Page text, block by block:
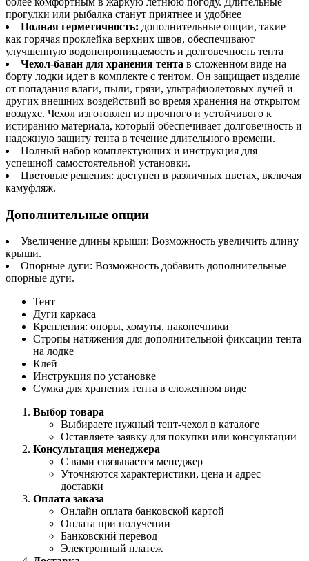
прогулки или рыбалка станут приятнее и удобнее
Полная герметичность: дополнительные опции, такие
как горячая проклейка верхних швов, обеспечивают
улучшенную водонепроницаемость и долговечность тента
Чехол-банан для хранения тента в сложенном виде на
борту лодки идет в комплекте с тентом. Он защищает изделие
от попадания влаги, пыли, грязи, ультрафиолетовых лучей и
других внешних воздействий во время хранения на открытом
воздухе. Чехол изготовлен из прочного и устойчивого к
истиранию материала, который обеспечивает долговечность и
надежную защиту тента в течение длительного времени.
Полный набор комплектующих и инструкция для
успешной самостоятельной установки.
Цветовые решения: доступен в различных цветах, включая
камуфляж.
Дополнительные опции
Увеличение длины крыши: Возможность увеличить длину
крыши.
Опорные дуги: Возможность добавить дополнительные
опорные дуги.
Тент
Дуги каркаса
Крепления: опоры, хомуты, наконечники
Стропы натяжения для дополнительной фиксации тента
на лодке
Клей
Инструкция по установке
Сумка для хранения тента в сложенном виде
Выбор товара
Выбираете нужный тент-чехол в каталоге
Оставляете заявку для покупки или консультации
Консультация менеджера
С вами связывается менеджер
Уточняются характеристики, цена и адрес
доставки
Оплата заказа
Онлайн оплата банковской картой
Оплата при получении
Банковский перевод
Электронный платеж